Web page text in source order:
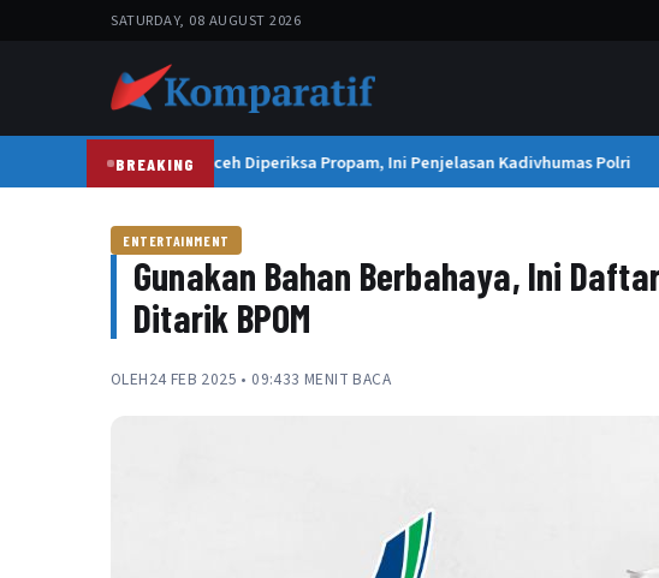
SATURDAY, 08 AUGUST 2026
BREAKING
Kapolresta Banda Aceh Diperiksa Propam, Ini Penjelasan Kadivhumas Polri
ENTERTAINMENT
Gunakan Bahan Berbahaya, Ini
Ditarik BPOM
OLEH24 FEB 2025 • 09:433 MENIT BACA